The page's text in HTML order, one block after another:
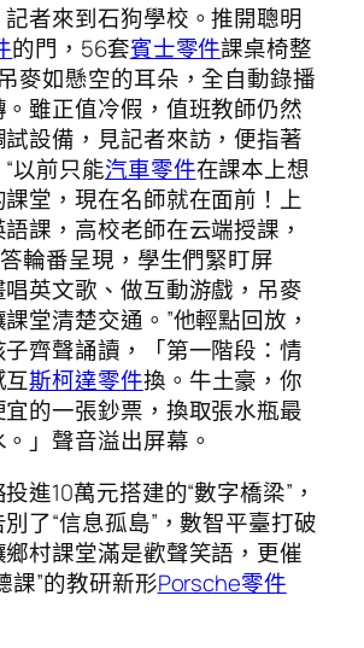
者來到石狗學校。推開聰明
的門，56套賓士零件課桌椅整
麥如懸空的耳朵，全自動錄播
雖正值冷假，值班教師仍然
設備，見記者來訪，便指著
以前只能汽車零件在課本上想
堂，現在名師就在面前！上
課，高校老師在云端授課，
輪番呈現，學生們緊盯屏
英文歌、做互動游戲，吊麥
堂清楚交通。”他輕點回放，
齊聲誦讀，「第一階段：情
互斯柯達零件換。牛土豪，你
的一張鈔票，換取張水瓶最
」聲音溢出屏幕。
進10萬元搭建的“數字橋梁”，
了“信息孤島”，數智平臺打破
村課堂滿是歡聲笑語，更催
課”的教研新形Porsche零件